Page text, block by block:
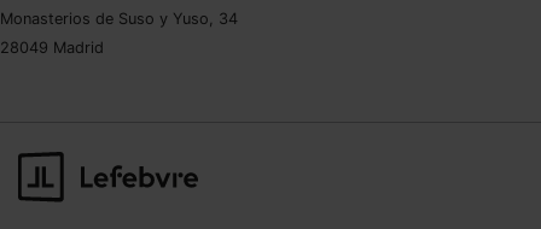
Monasterios de Suso y Yuso, 34
28049 Madrid